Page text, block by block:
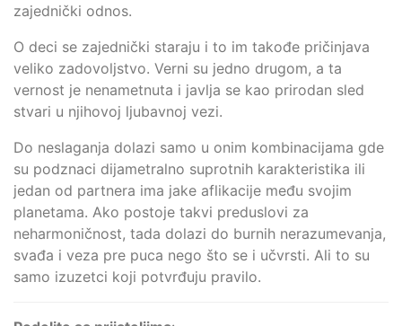
zajednički odnos.
O deci se zajednički staraju i to im takođe pričinjava
veliko zadovoljstvo. Verni su jedno drugom, a ta
vernost je nenametnuta i javlja se kao prirodan sled
stvari u njihovoj ljubavnoj vezi.
Do neslaganja dolazi samo u onim kombinacijama gde
su podznaci dijametralno suprotnih karakteristika ili
jedan od partnera ima jake aflikacije među svojim
planetama. Ako postoje takvi preduslovi za
neharmoničnost, tada dolazi do burnih nerazumevanja,
svađa i veza pre puca nego što se i učvrsti. Ali to su
samo izuzetci koji potvrđuju pravilo.